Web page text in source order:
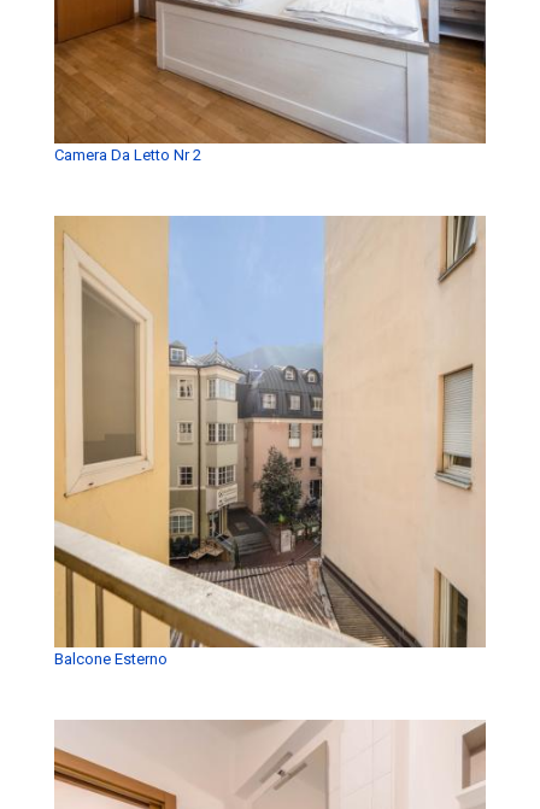
Camera Da Letto Nr 2
Balcone Esterno